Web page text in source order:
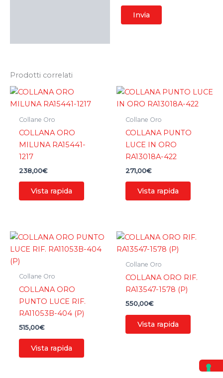
Prodotti correlati
Collane Oro
COLLANA ORO
MILUNA RA15441-
1217
238,00€
Vista rapida
Collane Oro
COLLANA PUNTO
LUCE IN ORO
RA13018A-422
271,00€
Vista rapida
Collane Oro
COLLANA ORO
PUNTO LUCE RIF.
RA11053B-404 (P)
515,00€
Vista rapida
Collane Oro
COLLANA ORO RIF.
RA13547-1578 (P)
550,00€
Vista rapida